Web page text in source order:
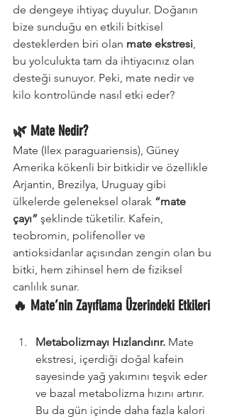
de dengeye ihtiyaç duyulur. Doğanın
bize sunduğu en etkili bitkisel
desteklerden biri olan mate ekstresi
bu yolculukta tam da ihtiyacınız olan
desteği sunuyor. Peki, mate nedir ve
kilo kontrolünde nasıl etki eder?
🌿 Mate Nedir?
Mate (Ilex paraguariensis), Güney
Amerika kökenli bir bitkidir ve özellikle
Arjantin, Brezilya, Uruguay gibi
ülkelerde geleneksel olarak “mate
çayı” şeklinde tüketilir. Kafein,
teobromin, polifenoller ve
antioksidanlar açısından zengin olan bu
bitki, hem zihinsel hem de fiziksel
canlılık sunar.
🔥 Mate’nin Zayıflama Üzerindeki Etkileri
Metabolizmayı Hızlandırır. Mate
ekstresi, içerdiği doğal kafein
sayesinde yağ yakımını teşvik eder
ve bazal metabolizma hızını artırır.
Bu da gün içinde daha fazla kalori